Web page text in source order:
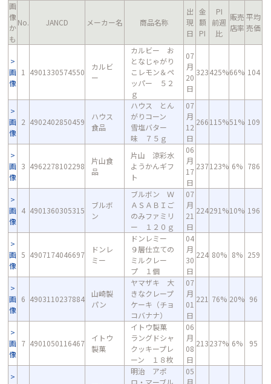
画
像
か
も
No. JANCD メーカー名 商品名称
出
現
日
金
額
PI
PI
前週
比
販売
店率
平均
売価
画
像
1 4901330574550
カルビ
ー
カルビー お
となじゃがり
こレモン＆ペ
ッパー ５２
ｇ
07
月
20
日
323425%66% 104
画
像
2 4902402850459
ハウス
食品
ハウス とん
がりコーン
雪塩バター
味 ７５ｇ
07
月
12
日
266115%51% 109
画
像
3 4962278102298
片山食
品
片山 涼彩水
ようかんギフ
ト
06
月
17
日
237123% 6% 786
画
像
4 4901360305315
ブルボ
ン
ブルボン Ｗ
ＡＳＡＢＩご
のみファミリ
ー １２０ｇ
07
月
21
日
224291%10% 196
画
像
5 4907174046697
ドンレ
ミー
ドンレミー
９層仕立ての
ミルクレー
プ １個
04
月
30
日
224 80% 8% 259
画
像
6 4903110237884
山崎製
パン
ヤマザキ 大
きなクレープ
ケーキ（チョ
コバナナ）
07
月
01
日
221 76% 20% 96
画
像
7 4901050116467
イトウ
製菓
イトウ製菓
ラングドシャ
クッキープレ
ーン １８枚
06
月
08
日
213237% 6% 95
明治 アポ
ロ・マーブル
05
月